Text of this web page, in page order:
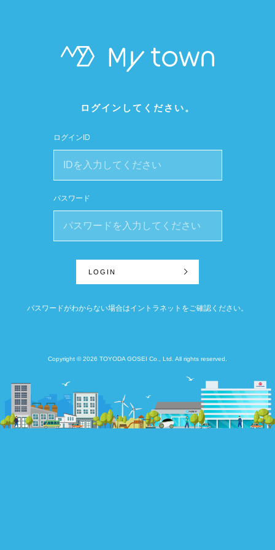
ログインしてください。
ログインID
パスワード
パスワードがわからない場合はイントラネットをご確認ください。
Copyright © 2026 TOYODA GOSEI Co., Ltd. All rights reserved.